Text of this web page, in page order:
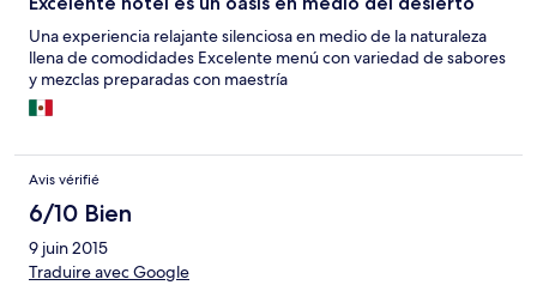
Una experiencia relajante silenciosa en medio de la naturaleza
llena de comodidades Excelente menú con variedad de sabores
y mezclas preparadas con maestría
Avis vérifié
6/10 Bien
9 juin 2015
Traduire avec Google